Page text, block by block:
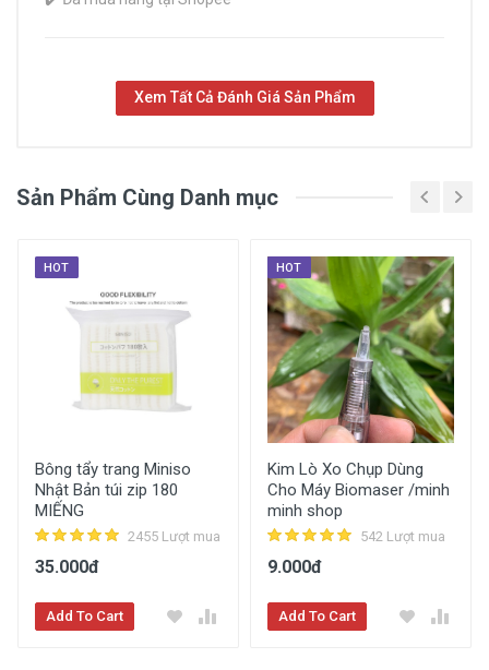
MUA
Mua Ngay
Xem Tất Cả Đánh Giá Sản Phẩm
Sản Phẩm Cùng Danh mục
HOT
Bông tẩy trang Miniso
Nhật Bản túi zip 180
MIẾNG
2455 Lượt mua
35.000đ
Add To Cart
HOT
Kim Lò Xo Chụp Dùng
Cho Máy Biomaser /minh
minh shop
542 Lượt mua
9.000đ
Add To Cart